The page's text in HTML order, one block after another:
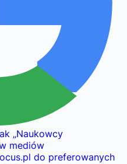
„Naukowcy
mediów
do preferowanych